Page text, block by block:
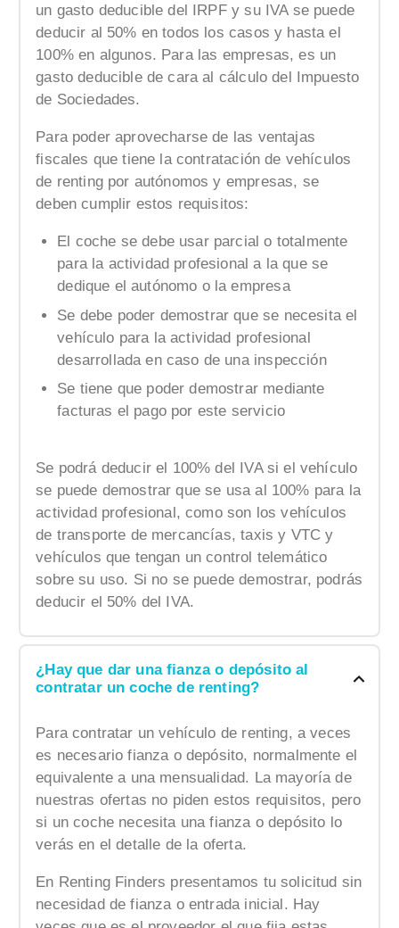
un gasto deducible del IRPF y su IVA se puede
deducir al 50% en todos los casos y hasta el
100% en algunos. Para las empresas, es un
gasto deducible de cara al cálculo del Impuesto
de Sociedades.
Para poder aprovecharse de las ventajas
fiscales que tiene la contratación de vehículos
de renting por autónomos y empresas, se
deben cumplir estos requisitos:
El coche se debe usar parcial o totalmente
para la actividad profesional a la que se
dedique el autónomo o la empresa
Se debe poder demostrar que se necesita el
vehículo para la actividad profesional
desarrollada en caso de una inspección
Se tiene que poder demostrar mediante
facturas el pago por este servicio
Se podrá deducir el 100% del IVA si el vehículo
se puede demostrar que se usa al 100% para la
actividad profesional, como son los vehículos
de transporte de mercancías, taxis y VTC y
vehículos que tengan un control telemático
sobre su uso. Si no se puede demostrar, podrás
deducir el 50% del IVA.
¿Hay que dar una fianza o depósito al
contratar un coche de renting?
Para contratar un vehículo de renting, a veces
es necesario fianza o depósito, normalmente el
equivalente a una mensualidad. La mayoría de
nuestras ofertas no piden estos requisitos, pero
si un coche necesita una fianza o depósito lo
verás en el detalle de la oferta.
En Renting Finders presentamos tu solicitud sin
necesidad de fianza o entrada inicial. Hay